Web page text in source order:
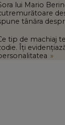
lui Mario
tânăra
tip de machiaj
Îți
»